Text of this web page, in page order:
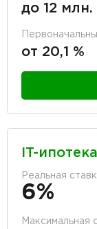
до 12 млн.
от 20,1 %
IT-ипотека
Реальная
6%
Максимальная